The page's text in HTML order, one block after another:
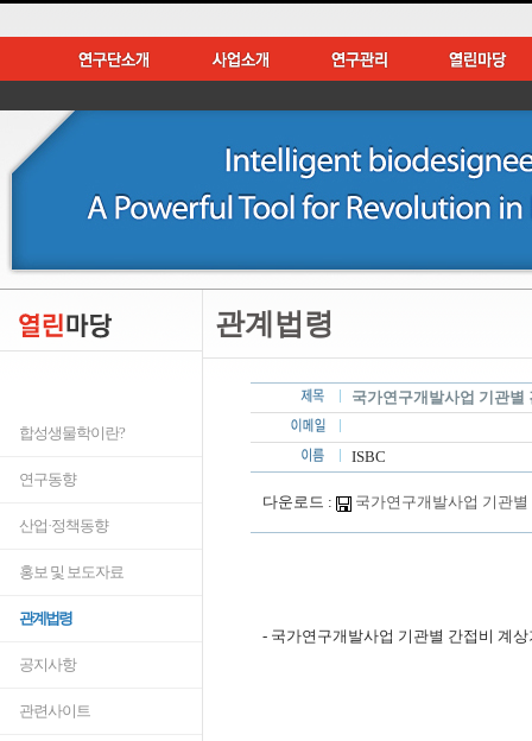
합성생물학이란?
연구동향
산업·정책동향
홍보 및 보도자료
관계법령
공지사항
관련사이트
관계법령
국가연구개발사업 기관별
ISBC
다운로드 : 국가연구개발사업 기관
- 국가연구개발사업 기관별 간접비 계상